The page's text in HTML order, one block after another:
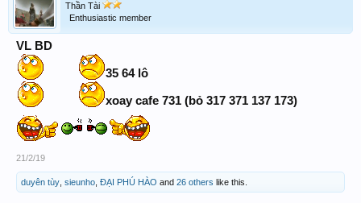
Thần Tài
Enthusiastic member
VL BD
35 64 lô
xoay cafe 731 (bỏ 317 371 137 173)
21/2/19
duyên tùy sieunho ĐẠI PHÚ HÀO and 26 others like this.